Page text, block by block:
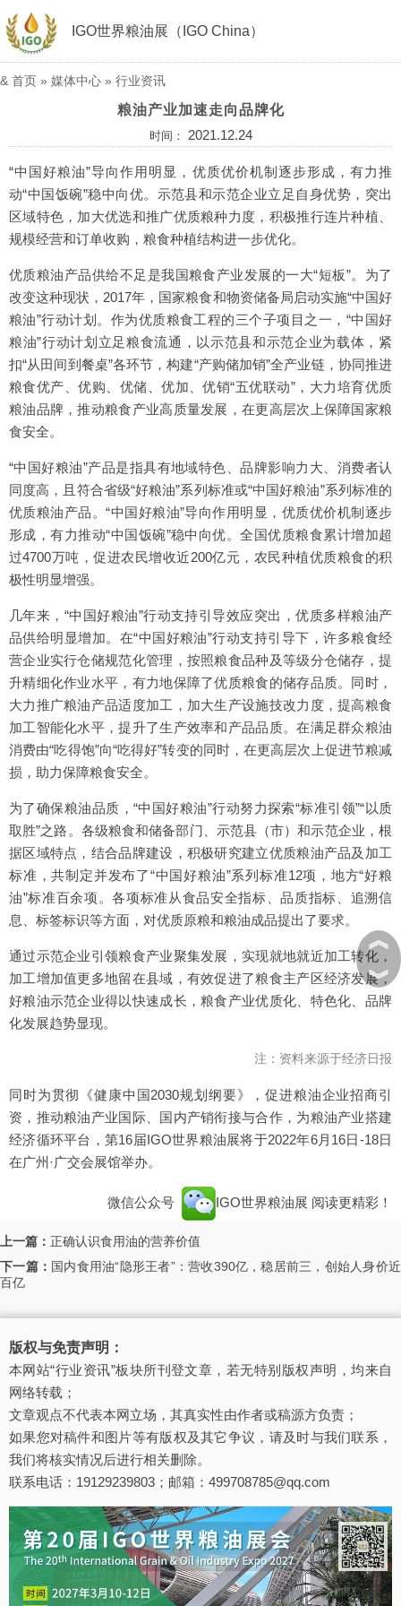
IGO世界粮油展（IGO China）
& 首页 » 媒体中心 » 行业资讯
粮油产业加速走向品牌化
时间： 2021.12.24
“中国好粮油”导向作用明显，优质优价机制逐步形成，有力推
动“中国饭碗”稳中向优。示范县和示范企业立足自身优势，突出
区域特色，加大优选和推广优质粮种力度，积极推行连片种植、
规模经营和订单收购，粮食种植结构进一步优化。
优质粮油产品供给不足是我国粮食产业发展的一大“短板”。为了
改变这种现状，2017年，国家粮食和物资储备局启动实施“中国好
粮油”行动计划。作为优质粮食工程的三个子项目之一，“中国好
粮油”行动计划立足粮食流通，以示范县和示范企业为载体，紧
扣“从田间到餐桌”各环节，构建“产购储加销”全产业链，协同推进
粮食优产、优购、优储、优加、优销“五优联动”，大力培育优质
粮油品牌，推动粮食产业高质量发展，在更高层次上保障国家粮
食安全。
“中国好粮油”产品是指具有地域特色、品牌影响力大、消费者认
同度高，且符合省级“好粮油”系列标准或“中国好粮油”系列标准的
优质粮油产品。“中国好粮油”导向作用明显，优质优价机制逐步
形成，有力推动“中国饭碗”稳中向优。全国优质粮食累计增加超
过4700万吨，促进农民增收近200亿元，农民种植优质粮食的积
极性明显增强。
几年来，“中国好粮油”行动支持引导效应突出，优质多样粮油产
品供给明显增加。在“中国好粮油”行动支持引导下，许多粮食经
营企业实行仓储规范化管理，按照粮食品种及等级分仓储存，提
升精细化作业水平，有力地保障了优质粮食的储存品质。同时，
大力推广粮油产品适度加工，加大生产设施技改力度，提高粮食
加工智能化水平，提升了生产效率和产品品质。在满足群众粮油
消费由“吃得饱”向“吃得好”转变的同时，在更高层次上促进节粮减
损，助力保障粮食安全。
为了确保粮油品质，“中国好粮油”行动努力探索“标准引领”“以质
取胜”之路。各级粮食和储备部门、示范县（市）和示范企业，根
据区域特点，结合品牌建设，积极研究建立优质粮油产品及加工
标准，共制定并发布了“中国好粮油”系列标准12项，地方“好粮
油”标准百余项。各项标准从食品安全指标、品质指标、追溯信
息、标签标识等方面，对优质原粮和粮油成品提出了要求。
通过示范企业引领粮食产业聚集发展，实现就地就近加工转化，
加工增加值更多地留在县域，有效促进了粮食主产区经济发展，
好粮油示范企业得以快速成长，粮食产业优质化、特色化、品牌
化发展趋势显现。
注：资料来源于经济日报
同时为贯彻《健康中国2030规划纲要》，促进粮油企业招商引
资，推动粮油产业国际、国内产销衔接与合作，为粮油产业搭建
经济循环平台，第16届IGO世界粮油展将于2022年6月16日-18日
在广州·广交会展馆举办。
微信公众号 IGO世界粮油展 阅读更精彩！
上一篇： 正确认识食用油的营养价值
下一篇： 国内食用油“隐形王者”：营收390亿，稳居前三，创始人身价近
百亿
版权与免责声明：
本网站“行业资讯”板块所刊登文章，若无特别版权声明，均来自
网络转载；
文章观点不代表本网立场，其真实性由作者或稿源方负责；
如果您对稿件和图片等有版权及其它争议，请及时与我们联系，
我们将核实情况后进行相关删除。
联系电话：19129239803；邮箱：499708785@qq.com
︽
︾